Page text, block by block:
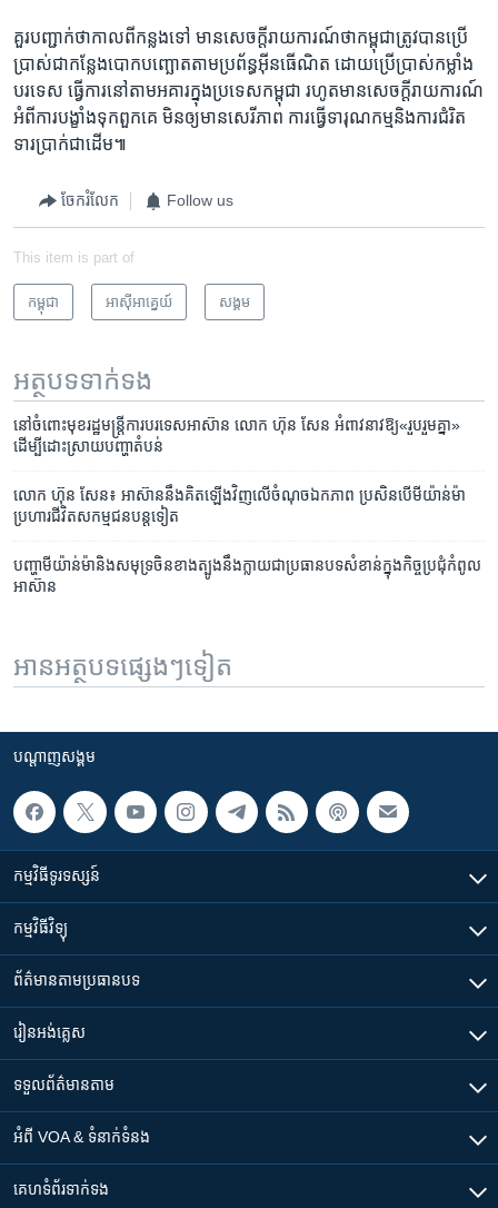
គួរ​បញ្ជាក់​ថា​កាល​ពី​កន្លង​ទៅ ​មាន​សេចក្តី​រាយ​ការណ៍​ថា​កម្ពុជា​ត្រូវ​បាន​ប្រើ
ប្រាស់​ជា​កន្លែង​បោក​បញ្ឆោត​តាម​ប្រព័ន្ធ​អ៊ីនធើណិត​ ដោយ​ប្រើ​ប្រាស់​កម្លាំង​
បរទេស​ ធ្វើ​ការ​នៅ​តាម​អគារ​ក្នុង​ប្រទេស​កម្ពុជា​ រហូត​មាន​សេចក្តី​រាយ​ការណ៍​
អំពី​ការ​បង្ខាំង​ទុក​ពួកគេ ​មិន​ឲ្យ​មាន​សេរីភាព​ ការ​ធ្វើ​ទារុណ​កម្ម​និង​ការ​ជំរិត​
ទារ​ប្រាក់​ជា​ដើម៕
ចែករំលែក Follow us
This item is part of
កម្ពុជា អាស៊ី​អាគ្នេយ៍ សង្គម
អត្ថបទ​ទាក់ទង
នៅ​ចំពោះ​មុខ​រដ្ឋមន្រ្តី​ការ​បរទេស​អាស៊ាន​ ​លោក​ ហ៊ុន សែន​ អំពាវ​នាវ​ឱ្យ​«រួបរួម​គ្នា»​
ដើម្បី​ដោះ​ស្រាយ​បញ្ហា​តំបន់
លោក ហ៊ុន សែន៖ ​អាស៊ាន​នឹង​គិត​ឡើង​វិញ​លើ​ចំណុច​ឯកភាព ​ប្រសិន​បើ​មីយ៉ាន់ម៉ា​
ប្រហារ​ជីវិត​សកម្មជន​បន្ត​ទៀត
បញ្ហា​មីយ៉ាន់ម៉ានិង​សមុទ្រ​ចិន​ខាង​ត្បូង​នឹង​ក្លាយ​ជា​ប្រធានបទ​សំខាន់​ក្នុង​កិច្ចប្រជុំ​កំពូល​
អាស៊ាន
អានអត្ថបទផ្សេងៗទៀត
បណ្តាញ​សង្គម
កម្មវិធី​ទូរទស្សន៍
កម្មវិធី​វិទ្យុ
ព័ត៌មាន​តាមប្រធានបទ​
រៀន​​អង់គ្លេស
ទទួល​ព័ត៌មាន​តាម
អំពី​ VOA & ទំនាក់ទំនង
គេហទំព័រ​​ទាក់ទង